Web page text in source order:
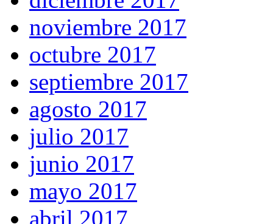
noviembre 2017
octubre 2017
septiembre 2017
agosto 2017
julio 2017
junio 2017
mayo 2017
abril 2017